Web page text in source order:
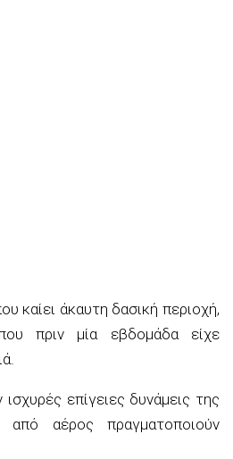
καίει άκαυτη δασική περιοχή,
πριν μία εβδομάδα είχε
επίγειες δυνάμεις της
από αέρος πραγματοποιούν